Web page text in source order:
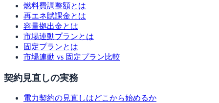
燃料費調整額とは
再エネ賦課金とは
容量拠出金とは
市場連動プランとは
固定プランとは
市場連動 vs 固定プラン比較
契約見直しの実務
電力契約の見直しはどこから始めるか